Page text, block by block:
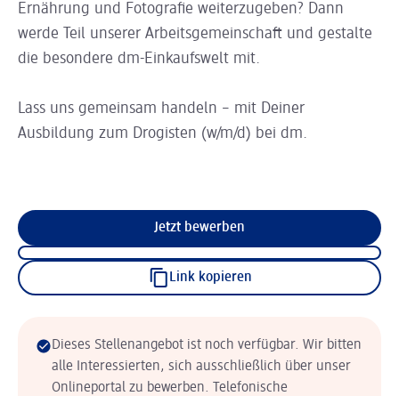
Ernährung und Fotografie weiterzugeben? Dann
werde Teil unserer Arbeitsgemeinschaft und gestalte
die besondere dm-Einkaufswelt mit.
Lass uns gemeinsam handeln – mit Deiner
Ausbildung zum Drogisten (w/m/d) bei dm.
Jetzt bewerben
Link kopieren
Dieses Stellenangebot ist noch verfügbar. Wir bitten
alle Interessierten, sich ausschließlich über unser
Onlineportal zu bewerben. Telefonische